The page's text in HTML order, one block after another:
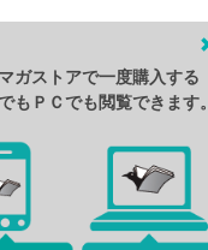
ガストアで一度購入する
もＰＣでも閲覧できます。